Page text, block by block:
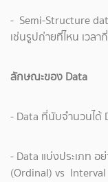
- Semi-Structure
เช่นรูปถ่ายที่ไหน เวลา
ลักษณะของ Data
- Data ที่นับจำนวนได้
- Data แบ่งประเภท อ
(Ordinal) vs Interval